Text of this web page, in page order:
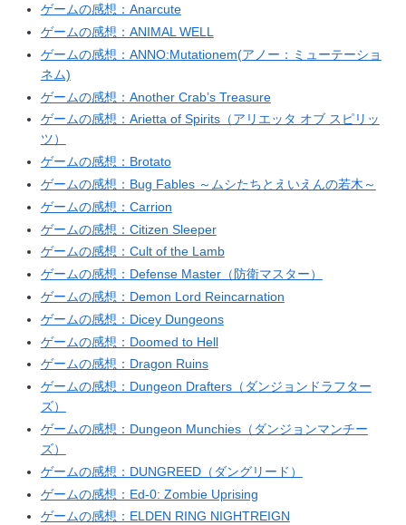
ゲームの感想：Anarcute
ゲームの感想：ANIMAL WELL
ゲームの感想：ANNO:Mutationem(アノー：ミューテーショ
ネム)
ゲームの感想：Another Crab’s Treasure
ゲームの感想：Arietta of Spirits（アリエッタ オブ スピリッ
ツ）
ゲームの感想：Brotato
ゲームの感想：Bug Fables ～ムシたちとえいえんの若木～
ゲームの感想：Carrion
ゲームの感想：Citizen Sleeper
ゲームの感想：Cult of the Lamb
ゲームの感想：Defense Master（防衛マスター）
ゲームの感想：Demon Lord Reincarnation
ゲームの感想：Dicey Dungeons
ゲームの感想：Doomed to Hell
ゲームの感想：Dragon Ruins
ゲームの感想：Dungeon Drafters（ダンジョンドラフター
ズ）
ゲームの感想：Dungeon Munchies（ダンジョンマンチー
ズ）
ゲームの感想：DUNGREED（ダングリード）
ゲームの感想：Ed-0: Zombie Uprising
ゲームの感想：ELDEN RING NIGHTREIGN